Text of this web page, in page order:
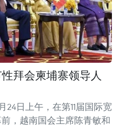
拜会柬埔寨领导人
24日上午，在第11届国际宽
前，越南国会主席陈青敏和